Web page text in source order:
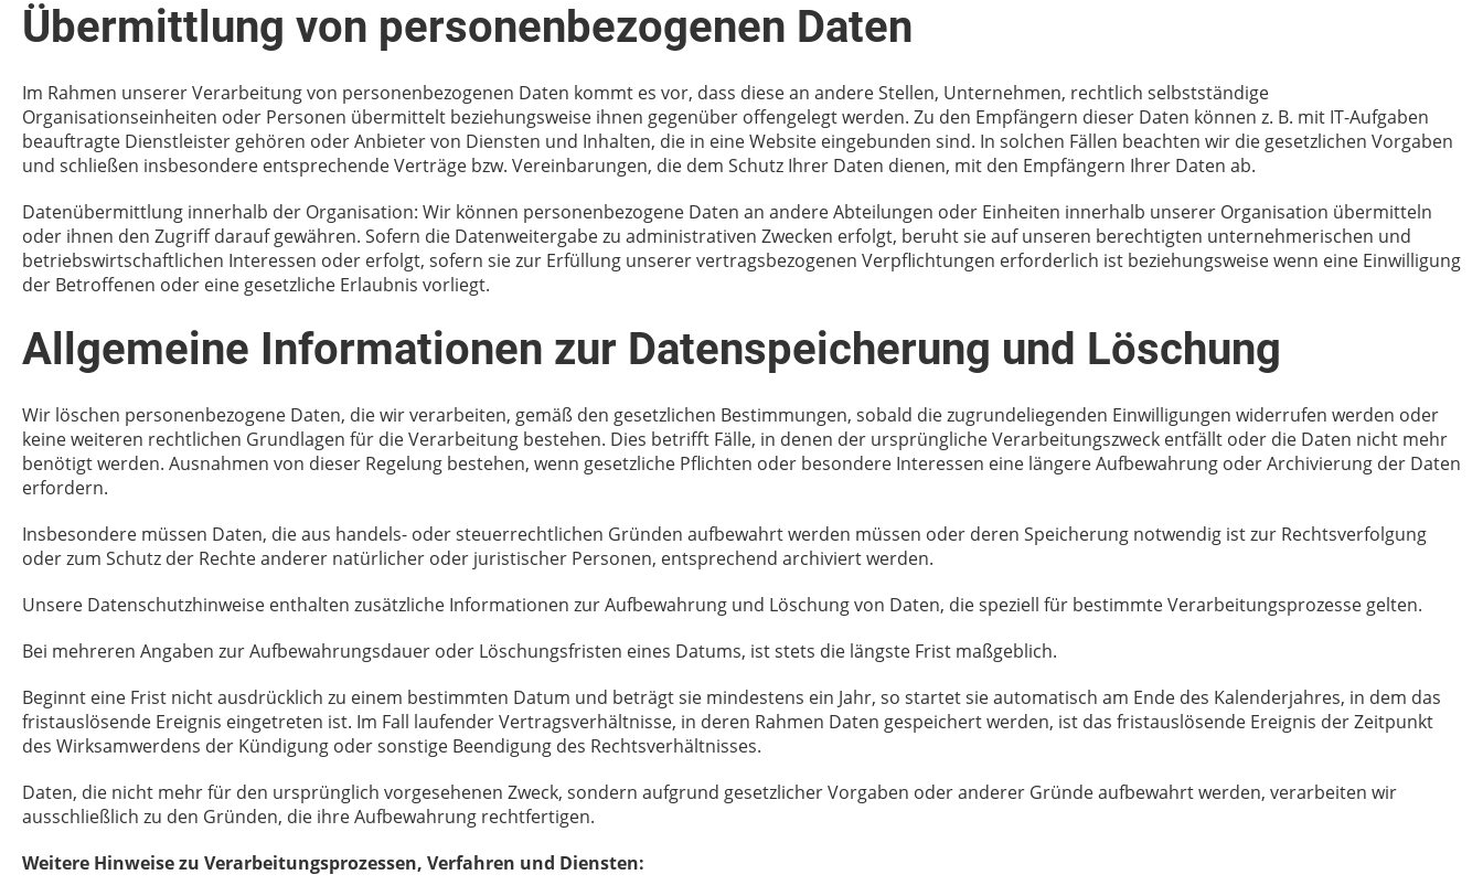
Übermittlung von personenbezogenen Daten
Im Rahmen unserer Verarbeitung von personenbezogenen Daten kommt es vor, dass diese an andere Stellen, Unternehmen, rechtlich selbstständige
Organisationseinheiten oder Personen übermittelt beziehungsweise ihnen gegenüber offengelegt werden. Zu den Empfängern dieser Daten können z. B. mit IT-Aufgaben
beauftragte Dienstleister gehören oder Anbieter von Diensten und Inhalten, die in eine Website eingebunden sind. In solchen Fällen beachten wir die gesetzlichen Vorgaben
und schließen insbesondere entsprechende Verträge bzw. Vereinbarungen, die dem Schutz Ihrer Daten dienen, mit den Empfängern Ihrer Daten ab.
Datenübermittlung innerhalb der Organisation: Wir können personenbezogene Daten an andere Abteilungen oder Einheiten innerhalb unserer Organisation übermitteln
oder ihnen den Zugriff darauf gewähren. Sofern die Datenweitergabe zu administrativen Zwecken erfolgt, beruht sie auf unseren berechtigten unternehmerischen und
betriebswirtschaftlichen Interessen oder erfolgt, sofern sie zur Erfüllung unserer vertragsbezogenen Verpflichtungen erforderlich ist beziehungsweise wenn eine Einwilligung
der Betroffenen oder eine gesetzliche Erlaubnis vorliegt.
Allgemeine Informationen zur Datenspeicherung und Löschung
Wir löschen personenbezogene Daten, die wir verarbeiten, gemäß den gesetzlichen Bestimmungen, sobald die zugrundeliegenden Einwilligungen widerrufen werden oder
keine weiteren rechtlichen Grundlagen für die Verarbeitung bestehen. Dies betrifft Fälle, in denen der ursprüngliche Verarbeitungszweck entfällt oder die Daten nicht mehr
benötigt werden. Ausnahmen von dieser Regelung bestehen, wenn gesetzliche Pflichten oder besondere Interessen eine längere Aufbewahrung oder Archivierung der Daten
erfordern.
Insbesondere müssen Daten, die aus handels- oder steuerrechtlichen Gründen aufbewahrt werden müssen oder deren Speicherung notwendig ist zur Rechtsverfolgung
oder zum Schutz der Rechte anderer natürlicher oder juristischer Personen, entsprechend archiviert werden.
Unsere Datenschutzhinweise enthalten zusätzliche Informationen zur Aufbewahrung und Löschung von Daten, die speziell für bestimmte Verarbeitungsprozesse gelten.
Bei mehreren Angaben zur Aufbewahrungsdauer oder Löschungsfristen eines Datums, ist stets die längste Frist maßgeblich.
Beginnt eine Frist nicht ausdrücklich zu einem bestimmten Datum und beträgt sie mindestens ein Jahr, so startet sie automatisch am Ende des Kalenderjahres, in dem das
fristauslösende Ereignis eingetreten ist. Im Fall laufender Vertragsverhältnisse, in deren Rahmen Daten gespeichert werden, ist das fristauslösende Ereignis der Zeitpunkt
des Wirksamwerdens der Kündigung oder sonstige Beendigung des Rechtsverhältnisses.
Daten, die nicht mehr für den ursprünglich vorgesehenen Zweck, sondern aufgrund gesetzlicher Vorgaben oder anderer Gründe aufbewahrt werden, verarbeiten wir
ausschließlich zu den Gründen, die ihre Aufbewahrung rechtfertigen.
Weitere Hinweise zu Verarbeitungsprozessen, Verfahren und Diensten: